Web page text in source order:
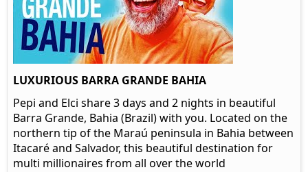
LUXURIOUS BARRA GRANDE BAHIA
Pepi and Elci share 3 days and 2 nights in beautiful
Barra Grande, Bahia (Brazil) with you. Located on the
northern tip of the Maraú peninsula in Bahia between
Itacaré and Salvador, this beautiful destination for
multi millionaires from all over the world